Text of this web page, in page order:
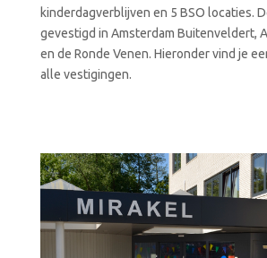
kinderdagverblijven en 5 BSO locaties.
gevestigd in Amsterdam Buitenveldert,
en de Ronde Venen. Hieronder vind je
alle vestigingen.